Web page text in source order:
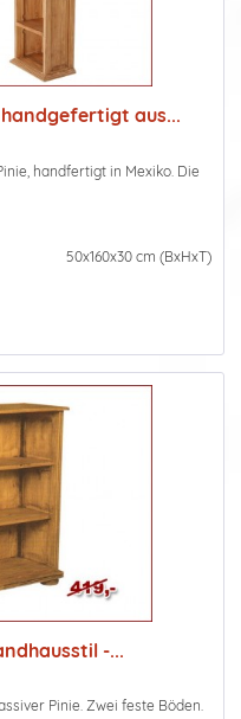
handgefertigt aus...
handfertigt in Mexiko. Die
50x160x30 cm (BxHxT)
-...
Pinie. Zwei feste Böden.